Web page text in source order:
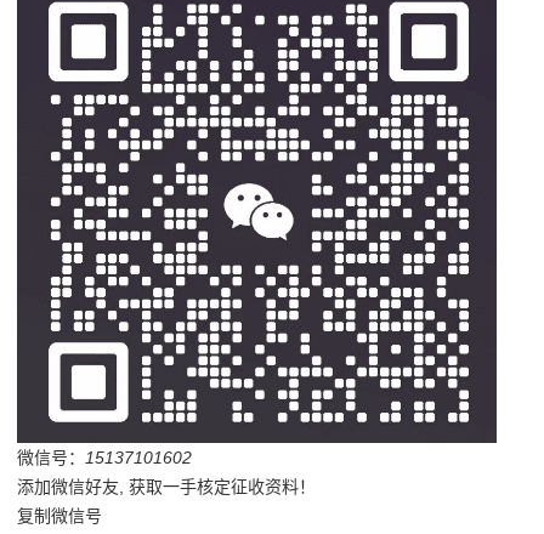
微信号：
15137101602
添加微信好友, 获取一手核定征收资料！
复制微信号